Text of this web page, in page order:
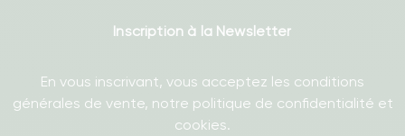
Inscription à la Newsletter
En vous inscrivant, vous acceptez les conditions
générales de vente, notre politique de confidentialité et
cookies.